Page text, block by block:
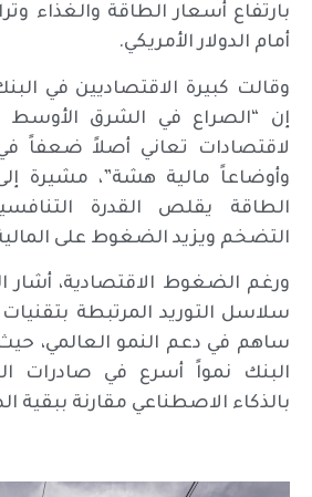
بارتفاع أسعار الطاقة والغذاء
أمام الدولار الأمريكي.
وقالت كبيرة الاقتصاديين في
إن “الصراع في الشرق الأوسط
لاقتصادات تعاني أصلاً ضعفاً
وأوضاعاً مالية هشة”، مشيرة
الطاقة يقلص القدرة
التضخم ويزيد الضغوط على
ورغم الضغوط الاقتصادية، أشار
سلاسل التوريد المرتبطة بتقنيات
ساهم في دعم النمو العالمي،
البنك نمواً أسرع في صادرات
بالذكاء الاصطناعي مقارنة ببقية